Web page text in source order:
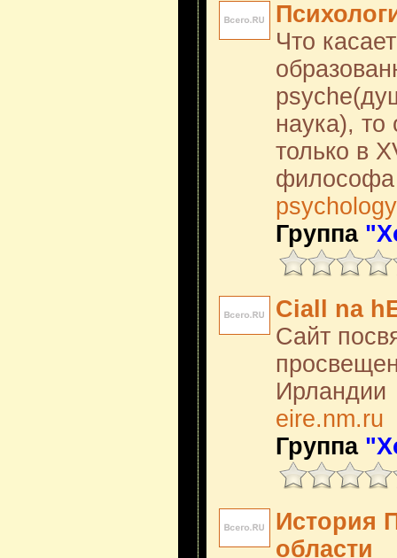
Что
наука),
только в
философа
Группа
Ciall na
Сайт
Ирландии
eire.nm.ru
Группа
История
области